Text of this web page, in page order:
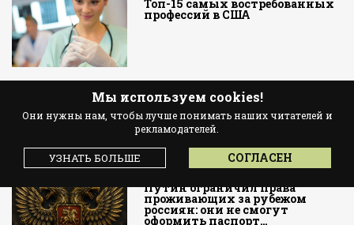
Топ-15 самых востребованных
профессий в США
Гражданин Украины и
Израиля украл у американцев
миллионы через фиктивные
инвестиционные компании
Путин ограничил права
проживающих за рубежом
россиян: они не смогут
оформить паспорт…
Мы используем cookies!
Они нужны нам, чтобы лучше понимать наших читателей и
рекламодателей.
УЗНАТЬ БОЛЬШЕ СОГЛАСЕН